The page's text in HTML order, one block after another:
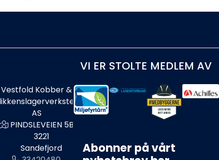
VI ER STOLTE MEDLEM AV
Vestfold Kobber &
AS
PINDSLEVEIEN 5B
3221
Sandefjord
Abonner på vårt